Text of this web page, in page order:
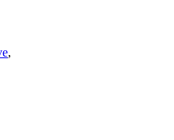
,